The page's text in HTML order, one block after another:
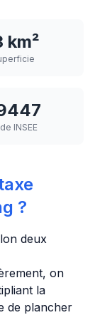
km²
INSEE
?
deux
on
la
de plancher